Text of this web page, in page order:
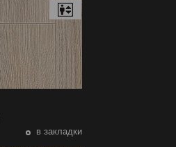
в закладки